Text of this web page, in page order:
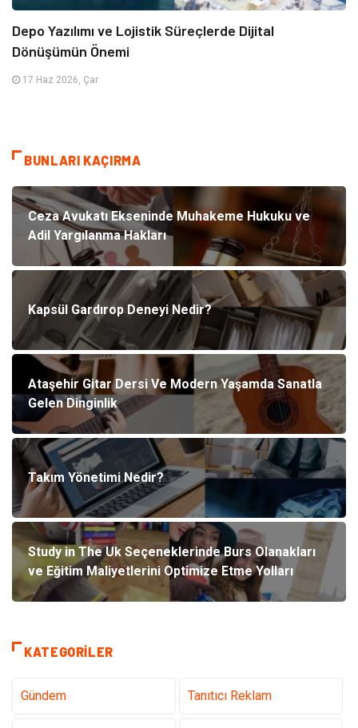
Depo Yazılımı ve Lojistik Süreçlerde Dijital
Dönüşümün Önemi
17 Haz 2026, Çar
BUNLARI KAÇIRMA
Ceza Avukatı Ekseninde Muhakeme Hukuku ve
Adil Yargılanma Hakları
Kapsül Gardırop Deneyi Nedir?
Ataşehir Gitar Dersi Ve Modern Yaşamda Sanatla
Gelen Dinginlik
Takım Yönetimi Nedir?
Study in The Uk Seçeneklerinde Burs Olanakları
ve Eğitim Maliyetlerini Optimize Etme Yolları
KATEGORILER
Gündem Tanıtıcı Reklam